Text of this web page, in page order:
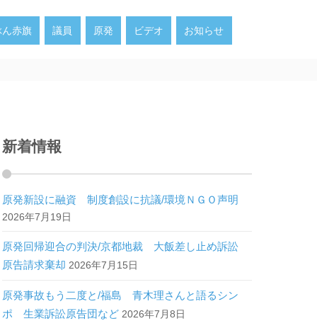
ん赤旗 議員 原発 ビデオ お知らせ
新着情報
原発新設に融資 制度創設に抗議/環境ＮＧＯ声明
2026年7月19日
原発回帰迎合の判決/京都地裁 大飯差し止め訴訟
原告請求棄却 2026年7月15日
原発事故もう二度と/福島 青木理さんと語るシン
ポ 生業訴訟原告団など 2026年7月8日